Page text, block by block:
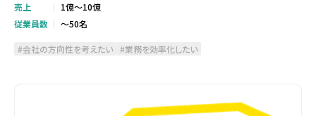
売上
1億～10億
従業員数
～50名
会社の方向性を考えたい 業務を効率化したい